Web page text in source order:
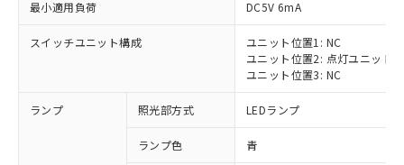
最小適用負荷 DC5V 6mA
スイッチユニット構成
ユニット位置1: NC
ユニット位置2: 点灯ユニット
ユニット位置3: NC
ランプ 照光部方式 LEDランプ
ランプ色 青